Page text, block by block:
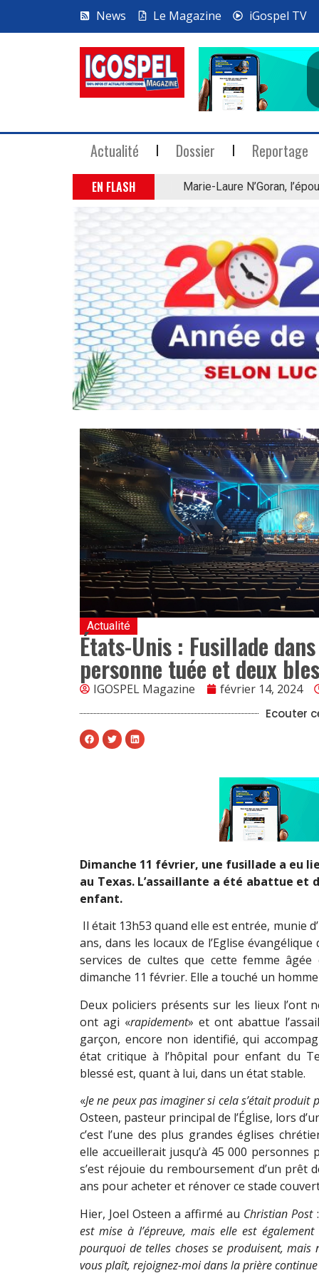
News Le Magazine iGospel TV
Actualité Dossier Reportage
EN FLASH Marie-Laure N’Goran,
Actualité
États-Unis : Fusillade
personne tuée et deux
IGOSPEL Magazine février 14, 2024
Ecouter
Dimanche 11 février, une fusillade a eu
au Texas. L’assaillante a été abattue et
enfant.
Il était 13h53 quand elle est entrée, munie
ans, dans les locaux de l’Eglise
services de cultes que cette femme
dimanche 11 février. Elle a touché un
Deux policiers présents sur les lieux l’ont
ont agi «rapidement» et ont abattue
garçon, encore non identifié, qui
état critique à l’hôpital pour enfant du
blessé est, quant à lui, dans un état stable.
«Je ne peux pas imaginer si cela s’était produit
Osteen, pasteur principal de l’Église, lors
c’est l’une des plus grandes églises
elle accueillerait jusqu’à 45 000
s’est réjouie du remboursement d’un prêt
ans pour acheter et rénover ce stade
Hier, Joel Osteen a affirmé au Christian Post
est mise à l’épreuve, mais elle est
pourquoi de telles choses se produisent, mais
vous plaît, rejoignez-moi dans la prière